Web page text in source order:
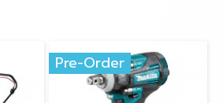
Pre-Order